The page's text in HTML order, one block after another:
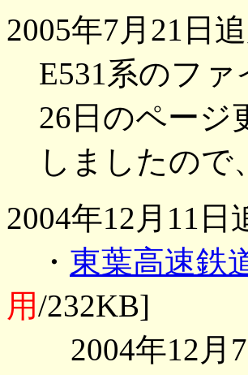
2005年7月21日
E531系のフ
26日のページ
しましたので
2004年12月11日
・ 東葉高速鉄
用/232KB]
2004年12月